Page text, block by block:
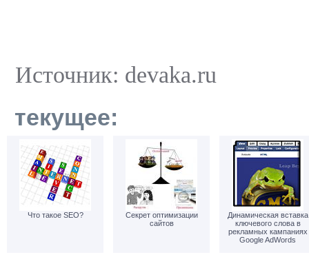
Источник: devaka.ru
текущее:
Что такое SEO?
Секрет оптимизации
сайтов
Динамическая вставка
ключевого слова в
рекламных кампаниях
Google AdWords